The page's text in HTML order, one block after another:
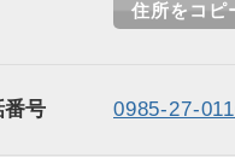
住所をコピ
番号 0985-27-